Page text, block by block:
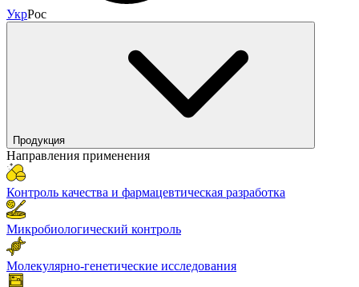
УкрРос
Продукция
Направления применения
Контроль качества и фармацевтическая разработка
Микробиологический контроль
Молекулярно-генетические исследования